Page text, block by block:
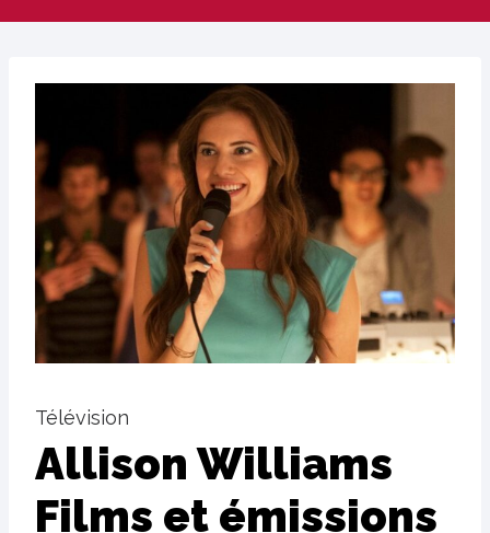
Télévision
Allison Williams
Films et émissions